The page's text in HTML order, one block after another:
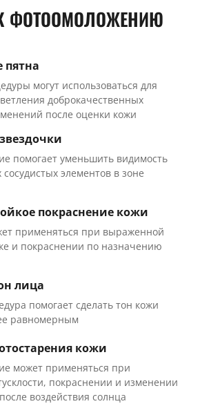
ФОТООМОЛОЖЕНИЮ
могут использоваться для
доброкачественных
после оценки кожи
помогает уменьшить видимость
элементов в зоне
покраснение кожи
применяться при выраженной
и покраснении по назначению
лица
помогает сделать тон кожи
равномерным
кожи
может применяться при
покраснении и изменении
воздействия солнца